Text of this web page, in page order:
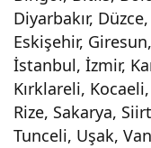
Diyarbakır,
Eskişehir,
İstanbul, İzmir,
Kırklareli,
Rize, Sakarya,
Tunceli, Uşak,